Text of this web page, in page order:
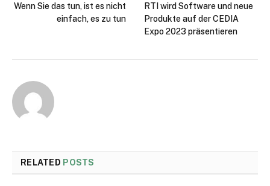
Wenn Sie das tun, ist es nicht
einfach, es zu tun
RTI wird Software und neue
Produkte auf der CEDIA
Expo 2023 präsentieren
RELATED POSTS